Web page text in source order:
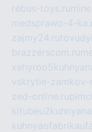
rebus-toys.ru
medsprawo-4-
zajmy24.ru
brazzerscom.ru
vskrytie-zamkov-
zed-online.ru